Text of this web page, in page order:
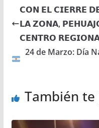
𝗖𝗢𝗡 𝗘𝗟 𝗖𝗜𝗘𝗥𝗥𝗘
𝗟𝗔 𝗭𝗢𝗡𝗔,
𝗖𝗘𝗡𝗧𝗥𝗢
24 de Marzo: Día
También